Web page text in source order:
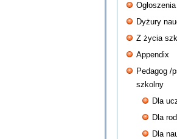
Ogłoszenia
Dyżury
Z życia
Appendix
Pedagog /
szkolny
Dla
Dla
Dla